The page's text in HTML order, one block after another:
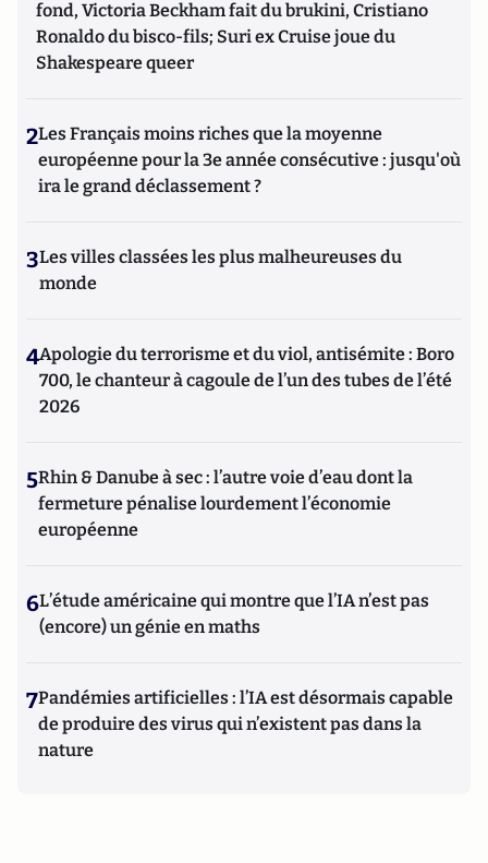
fond, Victoria Beckham fait du brukini, Cristiano
Ronaldo du bisco-fils; Suri ex Cruise joue du
Shakespeare queer
2Les Français moins riches que la moyenne
européenne pour la 3e année consécutive : jusqu'où
ira le grand déclassement ?
3Les villes classées les plus malheureuses du
monde
4Apologie du terrorisme et du viol, antisémite : Boro
700, le chanteur à cagoule de l’un des tubes de l’été
2026
5Rhin & Danube à sec : l’autre voie d’eau dont la
fermeture pénalise lourdement l’économie
européenne
6L’étude américaine qui montre que l’IA n’est pas
(encore) un génie en maths
7Pandémies artificielles : l’IA est désormais capable
de produire des virus qui n’existent pas dans la
nature